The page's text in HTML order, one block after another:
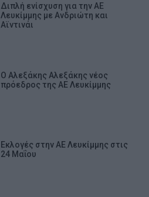
Διπλή ενίσχυση για την ΑΕ
Λευκίμμης με Ανδριώτη και
Αϊντινάι
Ο Αλεξάκης Αλεξάκης νέος
πρόεδρος της ΑΕ Λευκίμμης
Εκλογές στην ΑΕ Λευκίμμης στις
24 Μαΐου